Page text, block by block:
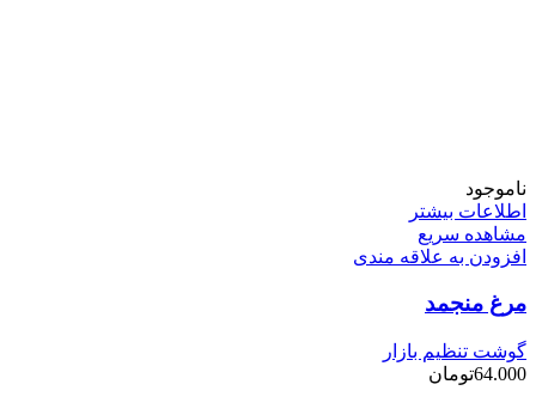
ناموجود
اطلاعات بیشتر
مشاهده سریع
افزودن به علاقه مندی
مرغ منجمد
گوشت تنظیم بازار
64.000تومان